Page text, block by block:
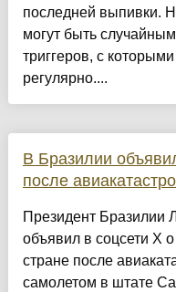
последней выпивки.
могут быть
триггеров, с
регулярно....
В Бразилии
после
Президент Бразилии
объявил в соцсети X
стране после
самолетом в штате